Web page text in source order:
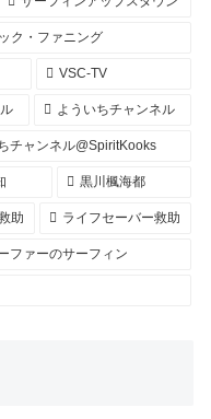
ク・ファニング
VSC-TV
よういちチャンネル
チャンネル@SpiritKooks
黒川楓海都
助 ライフセーバー救助
ファーのサーフィン